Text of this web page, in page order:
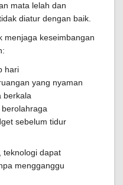
mata lelah dan
diatur dengan baik.
menjaga keseimbangan
hari
yang nyaman
berkala
sebelum tidur
teknologi dapat
mengganggu